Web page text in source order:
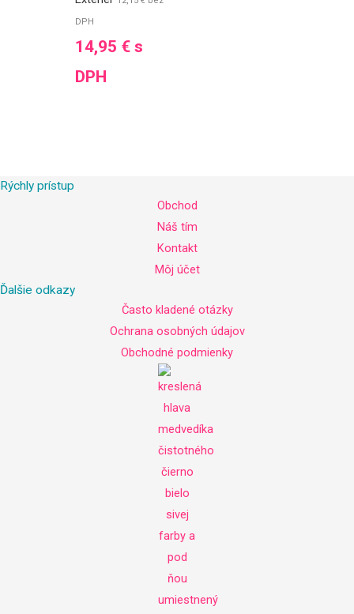
DPH
14,95 € s
DPH
Rýchly prístup
Obchod
Náš tím
Kontakt
Môj účet
Ďalšie odkazy
Často kladené otázky
Ochrana osobných údajov
Obchodné podmienky